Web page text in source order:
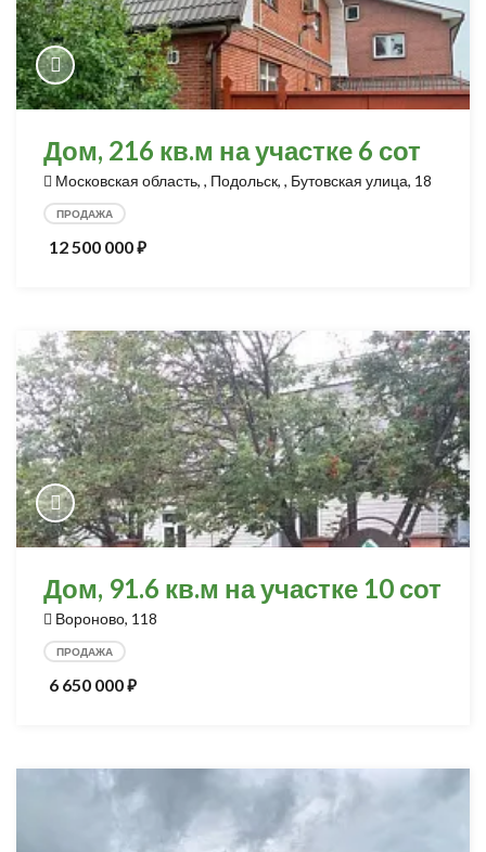
Дом, 216 кв.м на участке 6 сот
Московская область, , Подольск, , Бутовская улица, 18
ПРОДАЖА
12 500 000⃏
Дом, 91.6 кв.м на участке 10 сот
Вороново, 118
ПРОДАЖА
6 650 000⃏